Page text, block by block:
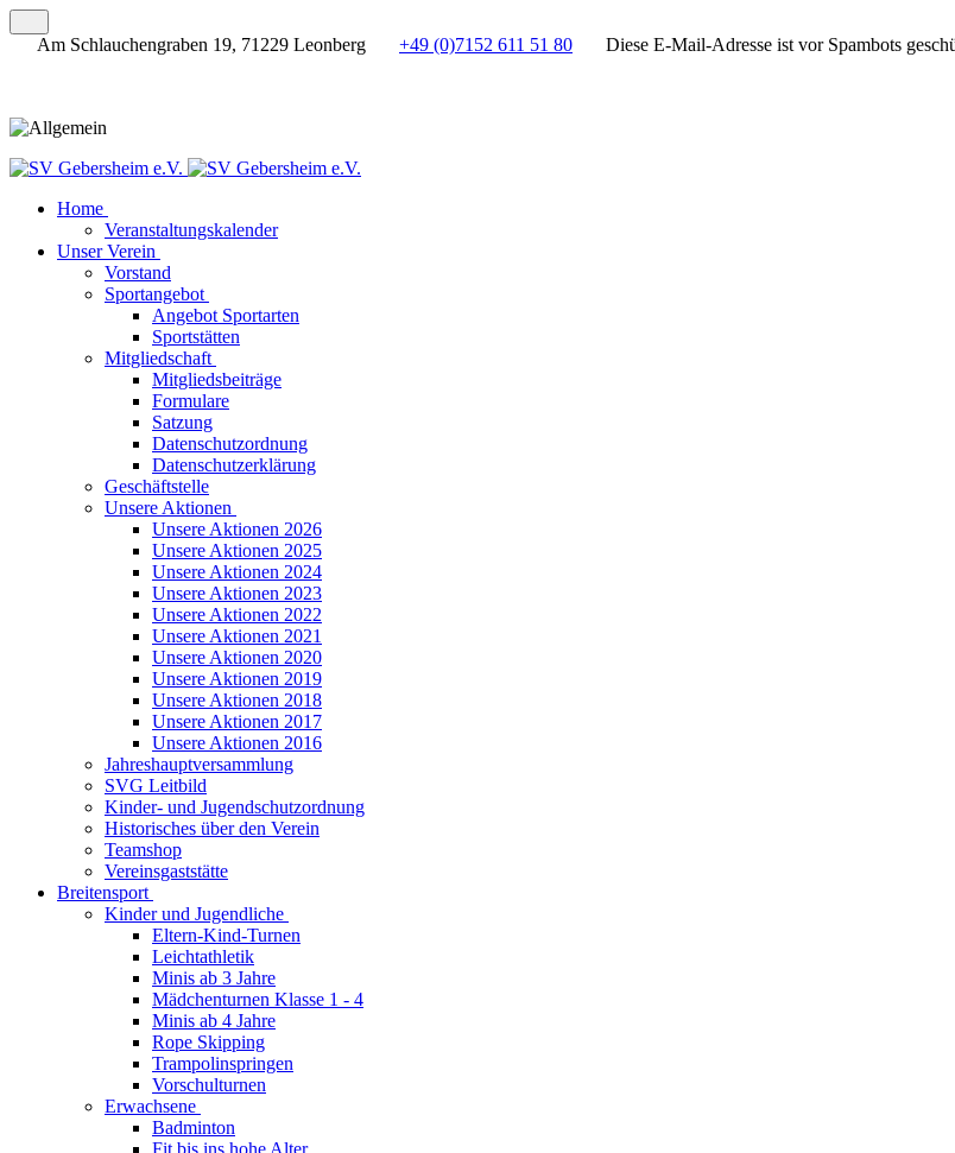
Am Schlauchengraben 19, 71229 Leonberg +49 (0)7152 611 51 80 Diese E-Mail-Adresse ist vor Spambots
Home
Veranstaltungskalender
Unser Verein
Vorstand
Sportangebot
Angebot Sportarten
Sportstätten
Mitgliedschaft
Mitgliedsbeiträge
Formulare
Satzung
Datenschutzordnung
Datenschutzerklärung
Geschäftstelle
Unsere Aktionen
Unsere Aktionen 2026
Unsere Aktionen 2025
Unsere Aktionen 2024
Unsere Aktionen 2023
Unsere Aktionen 2022
Unsere Aktionen 2021
Unsere Aktionen 2020
Unsere Aktionen 2019
Unsere Aktionen 2018
Unsere Aktionen 2017
Unsere Aktionen 2016
Jahreshauptversammlung
SVG Leitbild
Kinder- und Jugendschutzordnung
Historisches über den Verein
Teamshop
Vereinsgaststätte
Breitensport
Kinder und Jugendliche
Eltern-Kind-Turnen
Leichtathletik
Minis ab 3 Jahre
Mädchenturnen Klasse 1 - 4
Minis ab 4 Jahre
Rope Skipping
Trampolinspringen
Vorschulturnen
Erwachsene
Badminton
Fit bis ins hohe Alter